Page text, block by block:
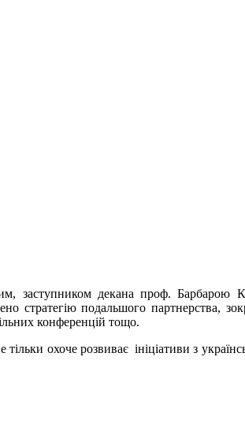
заступником декана проф. Барбарою
стратегію подальшого партнерства,
конференцій тощо.
охоче розвиває ініціативи з